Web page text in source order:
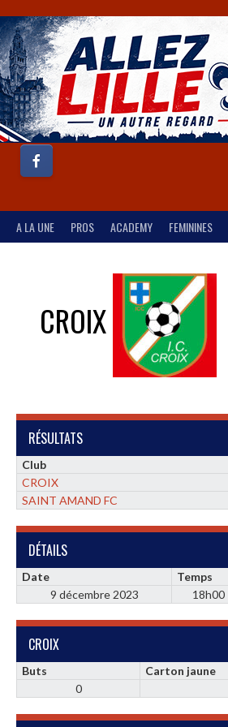
A LA UNE PROS ACADEMY FEMININES
CROIX
RÉSULTATS
Club
CROIX
SAINT AMAND FC
DÉTAILS
Date Temps
9 décembre 2023
18h00
CROIX
Buts Carton jaune
0